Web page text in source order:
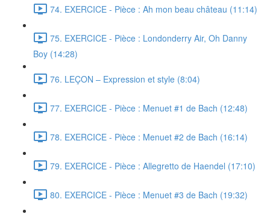
74. EXERCICE - Pièce : Ah mon beau château (11:14)
75. EXERCICE - Pièce : Londonderry Air, Oh Danny
Boy (14:28)
76. LEÇON – Expression et style (8:04)
77. EXERCICE - Pièce : Menuet #1 de Bach (12:48)
78. EXERCICE - Pièce : Menuet #2 de Bach (16:14)
79. EXERCICE - Pièce : Allegretto de Haendel (17:10)
80. EXERCICE - Pièce : Menuet #3 de Bach (19:32)